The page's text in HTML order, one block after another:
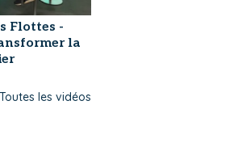
Flottes -
la
Toutes les vidéos